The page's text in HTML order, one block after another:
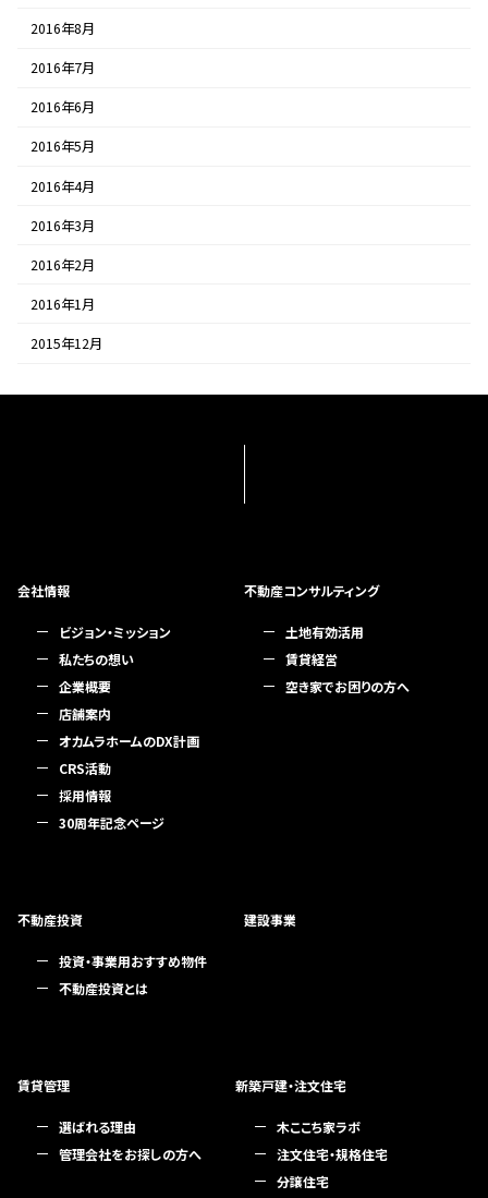
2016年8月
2016年7月
2016年6月
2016年5月
2016年4月
2016年3月
2016年2月
2016年1月
2015年12月
会社情報
ビジョン・ミッション
私たちの想い
企業概要
店舗案内
オカムラホームのDX計画
CRS活動
採用情報
30周年記念ページ
不動産コンサルティング
土地有効活用
賃貸経営
空き家でお困りの方へ
不動産投資
投資・事業用おすすめ物件
不動産投資とは
建設事業
賃貸管理
選ばれる理由
管理会社をお探しの方へ
新築戸建・注文住宅
木ここち家ラボ
注文住宅・規格住宅
分譲住宅